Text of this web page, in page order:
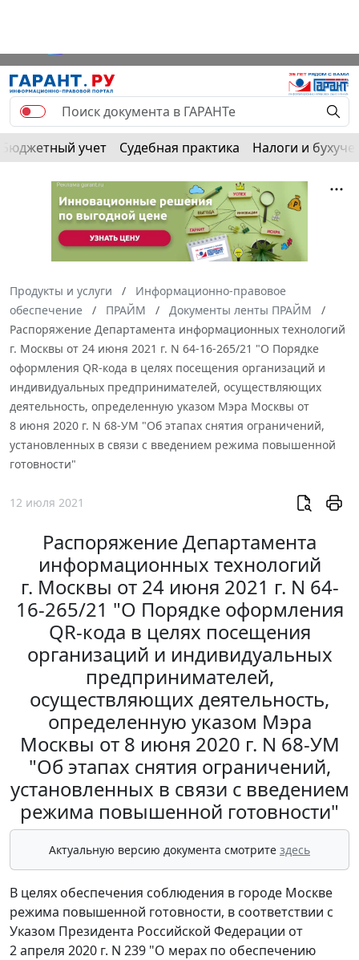
Бюджетный учет Судебная практика Налоги и
Продукты и услуги
Информационно-правовое
обеспечение
ПРАЙМ
Документы ленты ПРАЙМ
Распоряжение Департамента информационных технологий
г. Москвы от 24 июня 2021 г. N 64-16-265/21 "О Порядке
оформления QR-кода в целях посещения организаций и
индивидуальных предпринимателей, осуществляющих
деятельность, определенную указом Мэра Москвы от
8 июня 2020 г. N 68-УМ "Об этапах снятия ограничений,
установленных в связи с введением режима повышенной
готовности"
12 июля 2021
Распоряжение Департамента
информационных технологий
г. Москвы от 24 июня 2021 г. N 64-
16-265/21 "О Порядке оформления
QR-кода в целях посещения
организаций и индивидуальных
предпринимателей,
осуществляющих деятельность,
определенную указом Мэра
Москвы от 8 июня 2020 г. N 68-УМ
"Об этапах снятия ограничений,
установленных в связи с введением
режима повышенной готовности"
Актуальную версию документа смотрите здесь
В целях обеспечения соблюдения в городе Москве
режима повышенной готовности, в соответствии с
Указом Президента Российской Федерации от
2 апреля 2020 г. N 239 "О мерах по обеспечению